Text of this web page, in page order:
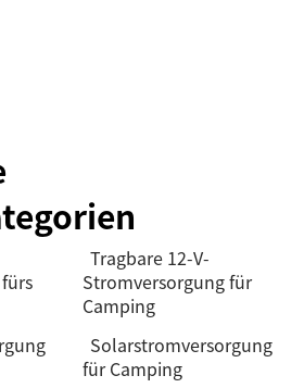
Tragbare 12-V-
Stromversorgung für
Camping
Solarstromversorgung
für Camping